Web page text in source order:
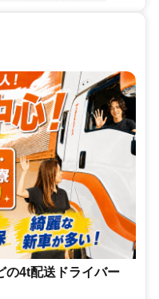
の4t配送ドライバー